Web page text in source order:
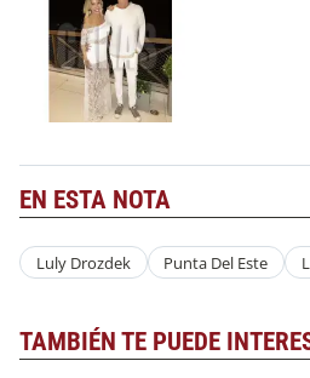
EN ESTA NOTA
Luly Drozdek Punta Del Este
TAMBIÉN TE PUEDE